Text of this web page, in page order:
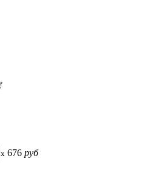
x 676 руб